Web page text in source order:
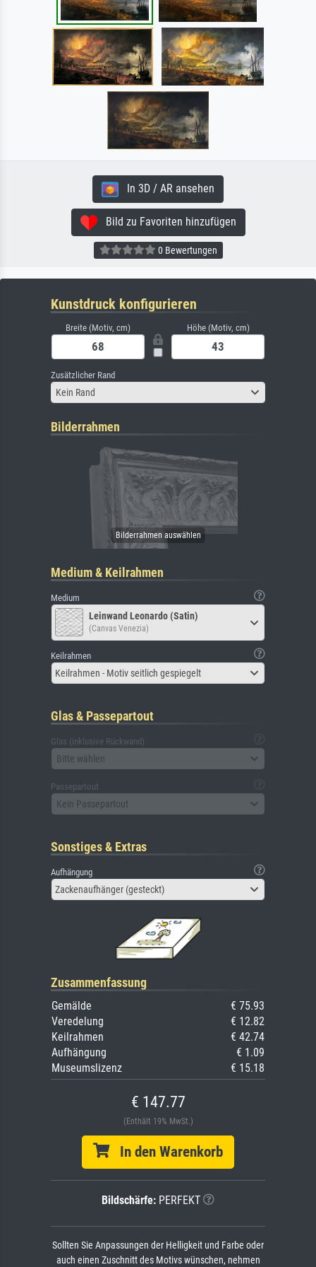
In 3D / AR ansehen
Bild zu Favoriten hinzufügen
0 Bewertungen
Kunstdruck konfigurieren
Breite (Motiv, cm) Höhe (Motiv, cm)
Zusätzlicher Rand
Kein Rand
Bilderrahmen
Medium & Keilrahmen
Medium
Leinwand Leonardo (Satin)
(Canvas Venezia)
Keilrahmen
Keilrahmen - Motiv seitlich gespiegelt
Glas & Passepartout
Glas (inklusive Rückwand)
Bitte wählen
Passepartout
Kein Passepartout
Sonstiges & Extras
Aufhängung
Zackenaufhänger (gesteckt)
Zusammenfassung
Gemälde
€ 75.93
Veredelung
€ 12.82
Keilrahmen
€ 42.74
Aufhängung
€ 1.09
Museumslizenz
€ 15.18
€ 147.77
(Enthält 19% MwSt.)
In den Warenkorb
Bildschärfe: PERFEKT
Sollten Sie Anpassungen der Helligkeit und Farbe oder
auch einen Zuschnitt des Motivs wünschen, nehmen